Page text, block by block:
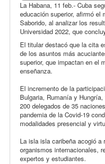
La Habana, 11 feb.- Cuba
educación superior, afirmó el
Saborido, al analizar los
Universidad 2022, que
El titular destacó que la cita
de los asuntos más
superior, que impactan en el
enseñanza.
El incremento de la
Bulgaria, Rumanía y
200 delegados de 35
pandemia de la Covid-19
modalidades presencial y
La isla isla caribeña acogió a
organismos internacionales,
expertos y estudiantes.